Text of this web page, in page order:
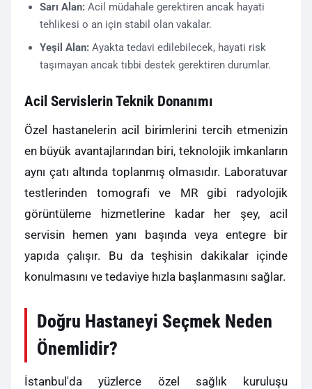
Sarı Alan: Acil müdahale gerektiren ancak hayati
tehlikesi o an için stabil olan vakalar.
Yeşil Alan: Ayakta tedavi edilebilecek, hayati risk
taşımayan ancak tıbbi destek gerektiren durumlar.
Acil Servislerin Teknik Donanımı
Özel hastanelerin acil birimlerini tercih etmenizin
en büyük avantajlarından biri, teknolojik imkanların
aynı çatı altında toplanmış olmasıdır. Laboratuvar
testlerinden tomografi ve MR gibi radyolojik
görüntüleme hizmetlerine kadar her şey, acil
servisin hemen yanı başında veya entegre bir
yapıda çalışır. Bu da teşhisin dakikalar içinde
konulmasını ve tedaviye hızla başlanmasını sağlar.
Doğru Hastaneyi Seçmek Neden
Önemlidir?
İstanbul'da yüzlerce özel sağlık kuruluşu